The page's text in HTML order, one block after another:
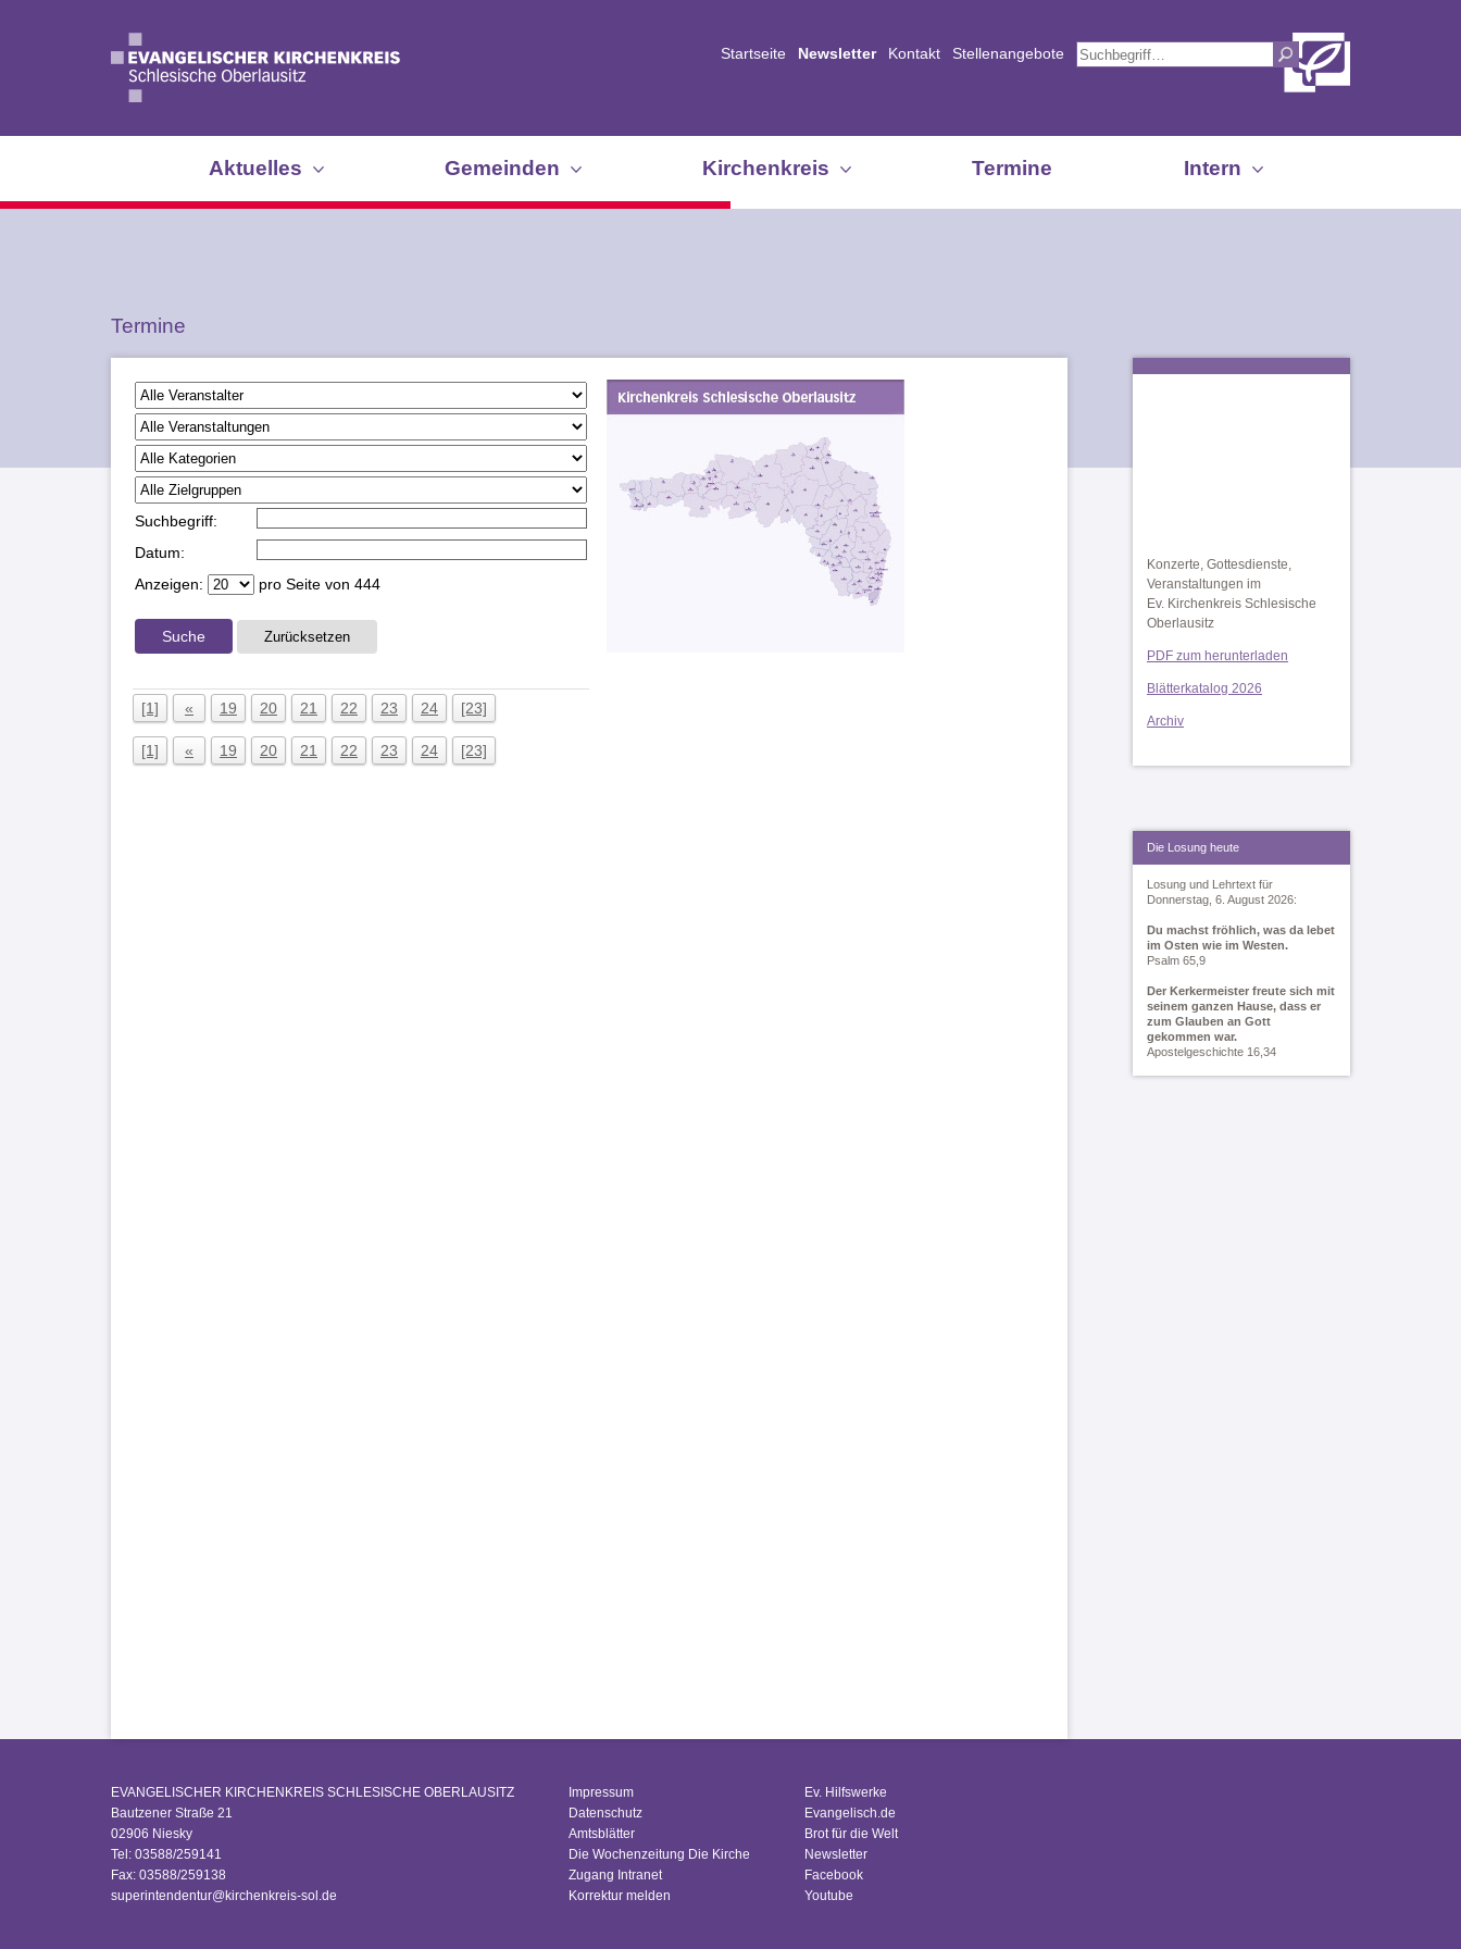
Startseite Newsletter Kontakt Stellenangebote
Aktuelles Gemeinden Kirchenkreis Termine Intern
Termine
Suchbegriff:
Datum:
Anzeigen:
pro Seite von 444
Suche Zurücksetzen
[1] « 19 20 21 22 23 24 [23]
[1] « 19 20 21 22 23 24 [23]
Konzerte, Gottesdienste,
Veranstaltungen im
Ev. Kirchenkreis Schlesische
Oberlausitz
PDF zum herunterladen
Blätterkatalog 2026
Archiv
Die Losung heute
Losung und Lehrtext für
Donnerstag, 6. August 2026:
Du machst fröhlich, was da lebet
im Osten wie im Westen.
Psalm 65,9
Der Kerkermeister freute sich mit
seinem ganzen Hause, dass er
zum Glauben an Gott
gekommen war.
Apostelgeschichte 16,34
EVANGELISCHER KIRCHENKREIS SCHLESISCHE OBERLAUSITZ
Bautzener Straße 21
02906 Niesky
Tel: 03588/259141
Fax: 03588/259138
superintendentur@kirchenkreis-sol.de
Impressum
Datenschutz
Amtsblätter
Die Wochenzeitung Die Kirche
Zugang Intranet
Korrektur melden
Ev. Hilfswerke
Evangelisch.de
Brot für die Welt
Newsletter
Facebook
Youtube